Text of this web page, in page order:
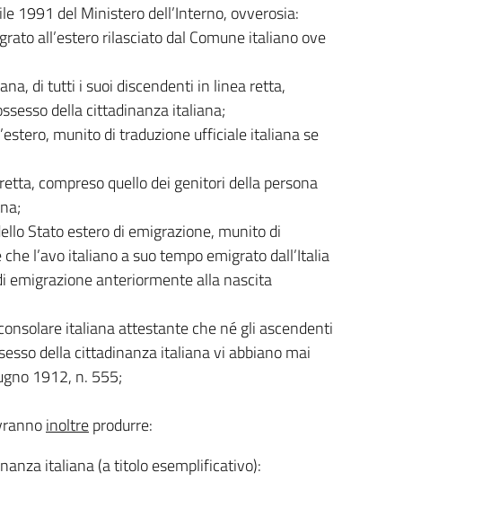
1991 del Ministero dell’Interno, ovverosia:
all’estero rilasciato dal Comune italiano ove
di tutti i suoi discendenti in linea retta,
della cittadinanza italiana;
munito di traduzione ufficiale italiana se
compreso quello dei genitori della persona
Stato estero di emigrazione, munito di
l’avo italiano a suo tempo emigrato dall’Italia
emigrazione anteriormente alla nascita
italiana attestante che né gli ascendenti
della cittadinanza italiana vi abbiano mai
1912, n. 555;
inoltreprodurre:
italiana (a titolo esemplificativo):